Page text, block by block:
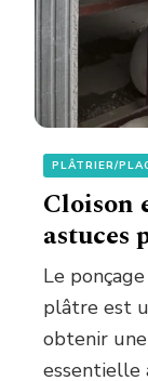
PLÂTRIER/
Cloison
astuces
Le
plâtre est
obtenir
essentielle